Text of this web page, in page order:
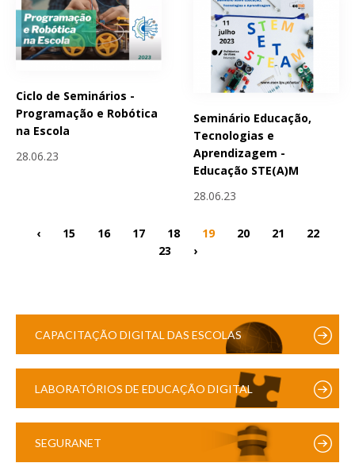
Ciclo de Seminários -
Programação e Robótica
na Escola
28.06.23
Seminário Educação,
Tecnologias e
Aprendizagem -
Educação STE(A)M
28.06.23
‹ 15 16 17 18 19 20 21
22
23
›
CAPACITAÇÃO DIGITAL DAS ESCOLAS
LABORATÓRIOS DE EDUCAÇÃO DIGITAL
SEGURANET